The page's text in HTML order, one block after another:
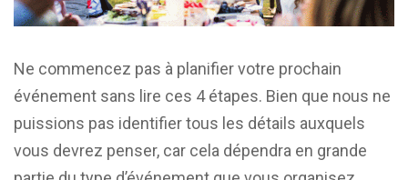
Ne commencez pas à planifier votre prochain
événement sans lire ces 4 étapes. Bien que nous ne
puissions pas identifier tous les détails auxquels
vous devrez penser, car cela dépendra en grande